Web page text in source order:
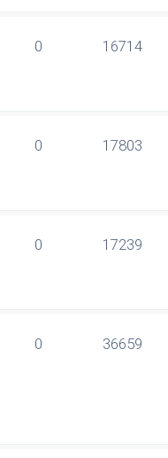
0 16714
0 17803
0 17239
0 36659